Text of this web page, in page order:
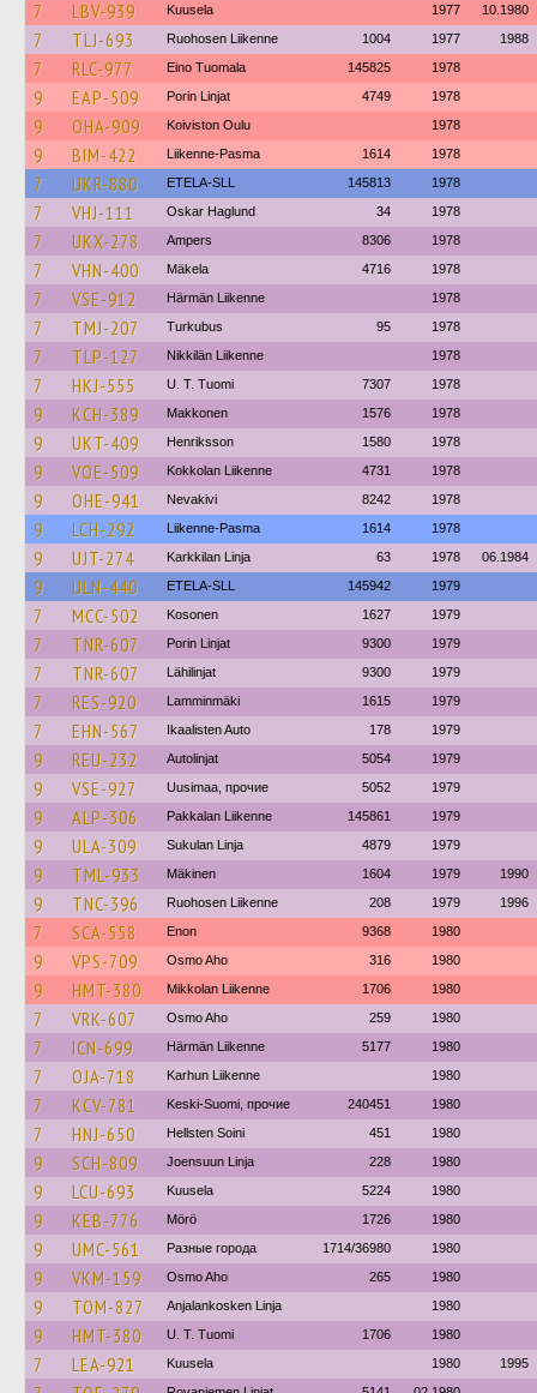
7 LBV-939 Kuusela 1977 10.1980
7 TLJ-693 Ruohosen Liikenne 1004 1977 1988
7 RLC-977 Eino Tuomala 145825 1978
9 EAP-509 Porin Linjat 4749 1978
9 OHA-909 Koiviston Oulu 1978
9 BIM-422 Liikenne-Pasma 1614 1978
7 UKR-880 ETELA-SLL 145813 1978
7 VHJ-111 Oskar Haglund 34 1978
7 UKX-278 Ampers 8306 1978
7 VHN-400 Mäkela 4716 1978
7 VSE-912 Härmän Liikenne 1978
7 TMJ-207 Turkubus 95 1978
7 TLP-127 Nikkilän Liikenne 1978
7 HKJ-555 U. T. Tuomi 7307 1978
9 KCH-389 Makkonen 1576 1978
9 UKT-409 Henriksson 1580 1978
9 VOE-509 Kokkolan Liikenne 4731 1978
9 OHE-941 Nevakivi 8242 1978
9 LCH-292 Liikenne-Pasma 1614 1978
9 UJT-274 Karkkilan Linja 63 1978 06.1984
9 ULN-440 ETELA-SLL 145942 1979
7 MCC-502 Kosonen 1627 1979
7 TNR-607 Porin Linjat 9300 1979
7 TNR-607 Lähilinjat 9300 1979
7 RES-920 Lamminmäki 1615 1979
7 EHN-567 Ikaalisten Auto 178 1979
9 REU-232 Autolinjat 5054 1979
9 VSE-927 Uusimaa, прочие 5052 1979
9 ALP-306 Pakkalan Liikenne 145861 1979
9 ULA-309 Sukulan Linja 4879 1979
9 TML-933 Mäkinen 1604 1979 1990
9 TNC-396 Ruohosen Liikenne 208 1979 1996
7 SCA-558 Enon 9368 1980
9 VPS-709 Osmo Aho 316 1980
9 HMT-380 Mikkolan Liikenne 1706 1980
7 VRK-607 Osmo Aho 259 1980
7 ICN-699 Härmän Liikenne 5177 1980
7 OJA-718 Karhun Liikenne 1980
7 KCV-781 Keski-Suomi, прочие 240451 1980
7 HNJ-650 Hellsten Soini 451 1980
9 SCH-809 Joensuun Linja 228 1980
9 LCU-693 Kuusela 5224 1980
9 KEB-776 Mörö 1726 1980
9 UMC-561 Разные города 1714/36980 1980
9 VKM-159 Osmo Aho 265 1980
9 TOM-827 Anjalankosken Linja 1980
9 HMT-380 U. T. Tuomi 1706 1980
7 LEA-921 Kuusela 1980 1995